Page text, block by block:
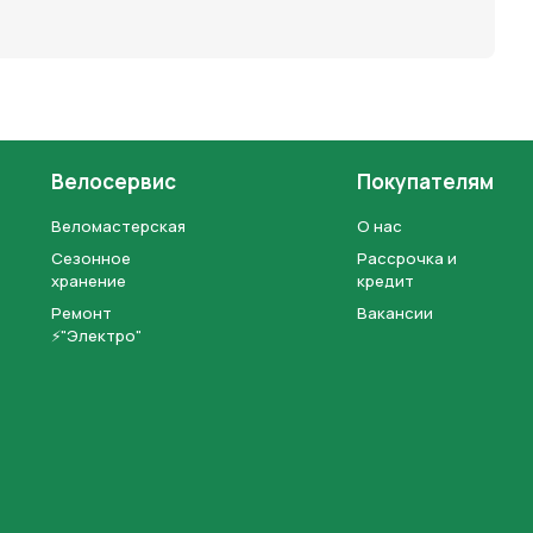
Велосервис
Веломастерская
Сезонное
хранение
Ремонт
⚡"Электро"
Покупателям
О нас
Рассрочка и
кредит
Вакансии